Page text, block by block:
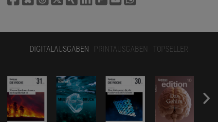
DIGITALAUSGABEN PRINTAUSGABEN TOPSELLER